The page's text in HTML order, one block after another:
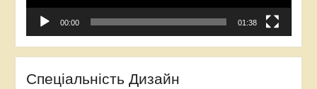
00:00 01:38
Спеціальність Дизайн